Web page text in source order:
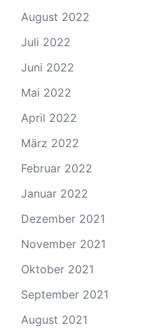
August 2022
Juli 2022
Juni 2022
Mai 2022
April 2022
März 2022
Februar 2022
Januar 2022
Dezember 2021
November 2021
Oktober 2021
September 2021
August 2021